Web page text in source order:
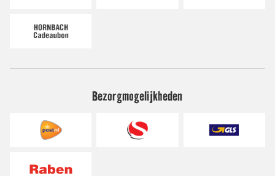
Bezorgmogelijkheden